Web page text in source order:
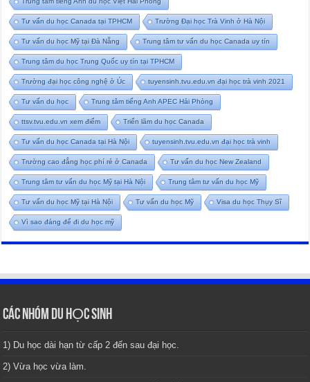
Tư vấn du học Canada tại TPHCM Trường Đại học Trà Vinh ở Hà Nội
Tư vấn du học Mỹ tại Đà Nẵng Trung tâm tư vấn du học Canada uy tín
Trung tâm du học Trung Quốc uy tín tại TPHCM
Trường đại học công nghệ ở Úc tuyensinh.tvu.edu.vn đại học trà vinh 2021
Tư vấn du học Trung tâm tiếng Anh APEC Hải Phòng
ttsv.tvu.edu.vn xem điểm Triển lãm du học Canada
Tư vấn du học Canada tại Hà Nội tuyensinh.tvu.edu.vn đại học trà vinh
Trường cao đẳng học phí rẻ ở Canada Tư vấn du học New Zealand
Trung tâm tư vấn du học Mỹ tại Hà Nội Trung tâm tư vấn du học Mỹ
Tư vấn du học Mỹ tại Hà Nội Tư vấn du học Mỹ Visa du học Thụy Sĩ
Vì sao đáng để đi du học mỹ
CÁC NHÓM DU HỌC SINH
1) Du học dài hạn từ cấp 2 đến sau đại học.
2) Vừa học vừa làm.